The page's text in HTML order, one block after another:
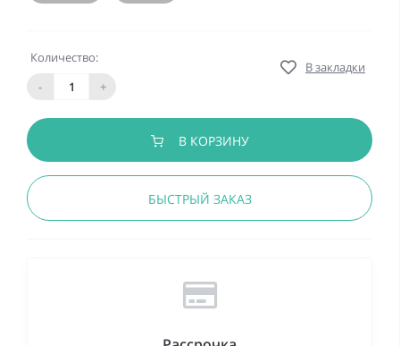
Количество:
-
+
В закладки
В КОРЗИНУ
БЫСТРЫЙ ЗАКАЗ